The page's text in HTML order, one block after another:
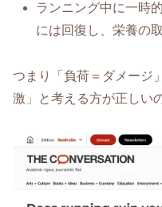
ランニング中に一時
には回復し、栄養の
つまり「負荷＝ダメージ
激」と考える方が正しい